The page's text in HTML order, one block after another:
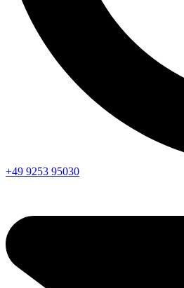
+49 9253 95030